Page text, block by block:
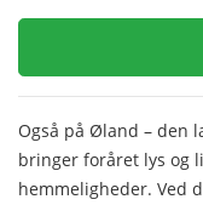
Også på Øland – den
bringer foråret lys og
hemmeligheder. Ved